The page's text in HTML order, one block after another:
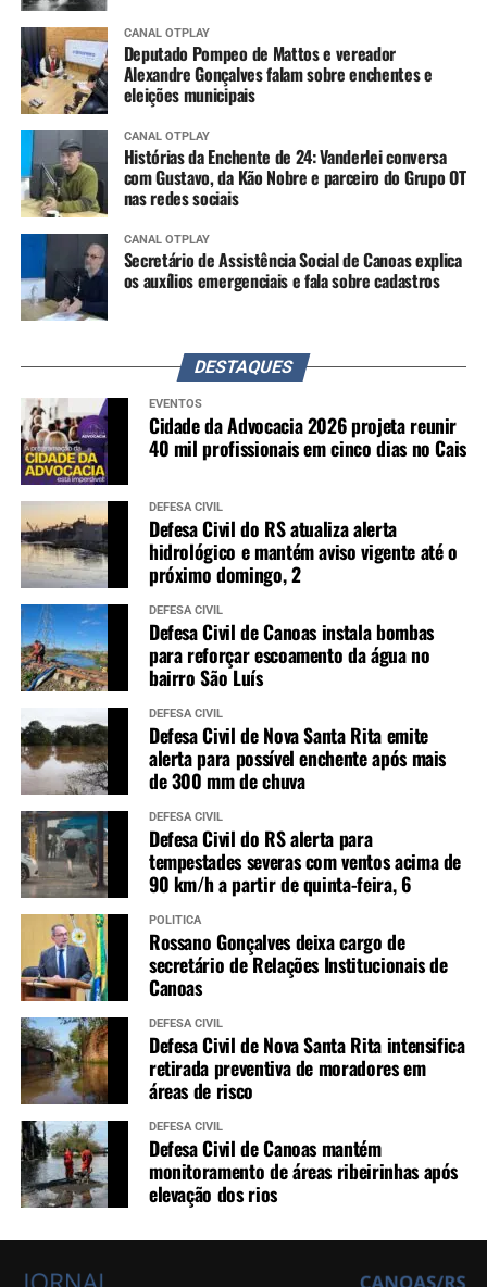
CANAL OTPLAY
Deputado Pompeo de Mattos e vereador
Alexandre Gonçalves falam sobre enchentes e
eleições municipais
CANAL OTPLAY
Histórias da Enchente de 24: Vanderlei conversa
com Gustavo, da Kão Nobre e parceiro do Grupo OT
nas redes sociais
CANAL OTPLAY
Secretário de Assistência Social de Canoas explica
os auxílios emergenciais e fala sobre cadastros
DESTAQUES
EVENTOS
Cidade da Advocacia 2026 projeta reunir
40 mil profissionais em cinco dias no Cais
DEFESA CIVIL
Defesa Civil do RS atualiza alerta
hidrológico e mantém aviso vigente até o
próximo domingo, 2
DEFESA CIVIL
Defesa Civil de Canoas instala bombas
para reforçar escoamento da água no
bairro São Luís
DEFESA CIVIL
Defesa Civil de Nova Santa Rita emite
alerta para possível enchente após mais
de 300 mm de chuva
DEFESA CIVIL
Defesa Civil do RS alerta para
tempestades severas com ventos acima de
90 km/h a partir de quinta-feira, 6
POLÍTICA
Rossano Gonçalves deixa cargo de
secretário de Relações Institucionais de
Canoas
DEFESA CIVIL
Defesa Civil de Nova Santa Rita intensifica
retirada preventiva de moradores em
áreas de risco
DEFESA CIVIL
Defesa Civil de Canoas mantém
monitoramento de áreas ribeirinhas após
elevação dos rios